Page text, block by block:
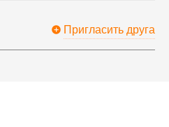
Пригласить друга